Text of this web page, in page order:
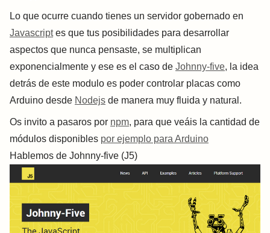
Lo que ocurre cuando tienes un servidor gobernado en
Javascriptes que tus posibilidades para desarrollar
aspectos que nunca pensaste, se multiplican
exponencialmente y ese es el caso de Johnny-five, la idea
detrás de este modulo es poder controlar placas como
Arduino desde Nodejs de manera muy fluida y natural.
Os invito a pasaros por npm, para que veáis la cantidad de
módulos disponibles por ejemplo para Arduino
Hablemos de Johnny-five (J5)